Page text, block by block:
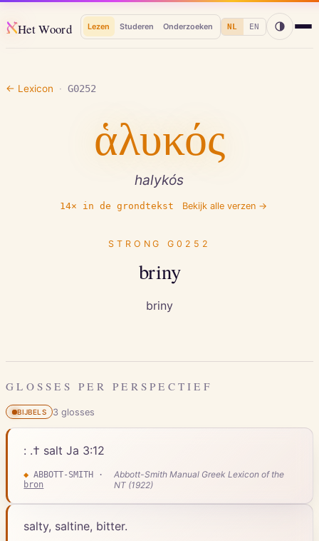
אHet Woord Lezen Studeren Onderzoeken NL EN
← Lexicon · G0252
ἁλυκός
halykós
14× in de grondtekst Bekijk alle verzen →
STRONGG0252
briny
briny
GLOSSES PER PERSPECTIEF
BIJBELS 3glosses
: .† salt Ja 3:12
◆ ABBOTT-SMITH ·
bron
Abbott-Smith Manual Greek Lexicon of the
NT (1922)
salty, saltine, bitter.